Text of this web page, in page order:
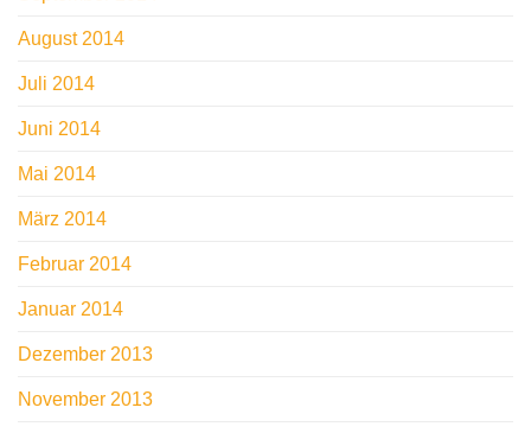
August 2014
Juli 2014
Juni 2014
Mai 2014
März 2014
Februar 2014
Januar 2014
Dezember 2013
November 2013